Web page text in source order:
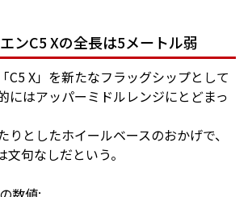
ンC5 Xの全長は5メートル弱
C5 X」を新たなフラッグシップとして
にはアッパーミドルレンジにとどまっ
りとしたホイールベースのおかげで、
文句なしだという。